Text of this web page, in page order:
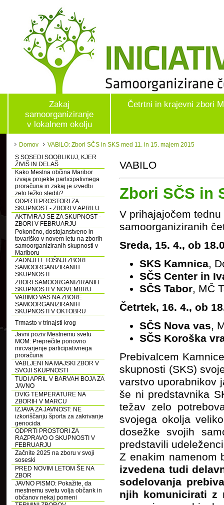
Zakaj
samoorganiziranje
v lokalnem okolju
Četrtni in krajevni zbori
Domov
VABILO: Zbori SČS in SKS med 11. in 15. majem 2015
S SOSEDI SOOBLIKUJ, KJER
ŽIVIŠ IN DELAŠ
Kako Mestna občina Maribor
izvaja projekte participativnega
proračuna in zakaj je izvedbi
zelo težko slediti?
ODPRTI PROSTORI ZA
SKUPNOST - ZBORI V APRILU
AKTIVIRAJ SE ZA SKUPNOST -
ZBORI V FEBRUARJU
Pokončno, dostojanstveno in
tovariško v novem letu na zborih
samoorganiziranih skupnosti v
Mariboru
ZADNJI LETOŠNJI ZBORI
SAMOORGANIZIRANIH
SKUPNOSTI
ZBORI SAMOORGANIZIRANIH
SKUPNOSTI V NOVEMBRU
VABIMO VAS NA ZBORE
SAMOORGANIZIRANIH
SKUPNOSTI V OKTOBRU
Trmasto v trinajsti krog
Javni poziv Mestnemu svetu
MOM: Preprečite ponovno
mrcvarjenje participativnega
proračuna
VABLJENI NA MAJSKI ZBOR V
SVOJI SKUPNOSTI
TUDI APRIL V BARVAH BOJA ZA
JAVNO
DVIG TEMPERATURE NA
ZBORIH V MARCU
IZJAVA ZA JAVNOST: NE
izkoriščanju športa za zakrivanje
genocida
ODPRTI PROSTORI ZA
RAZPRAVO O SKUPNOSTI V
FEBRUARJU
Začnite 2025 na zboru v svoji
soseski
PRED NOVIM LETOM ŠE NA
ZBOR
JAVNO PISMO: Pokažite, da
mestnemu svetu volja občank in
občanov nekaj pomeni
VABILO
Zbori SČS in
V prihajajočem
samoorganiziranih
Sreda, 15. 4., ob
SKS Kamnica,
SČS Center in
SČS Tabor, MČ
Četrtek, 16. 4., ob
SČS Nova vas,
SČS Koroška
Prebivalcem
skupnosti (SKS)
varstvo uporabnikov
še ni predstavnika
težav zelo
svojega okolja
dosežke svojih
predstavili
Z enakim namenom
izvedena tudi
sodelovanja
njih komunicirati z